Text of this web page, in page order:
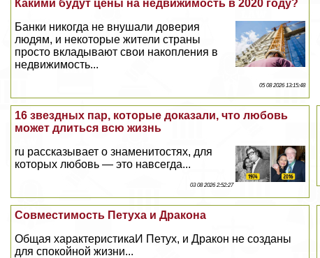
Какими будут цены на недвижимость в 2020 году?
Банки никогда не внушали доверия
людям, и некоторые жители страны
просто вкладывают свои накопления в
недвижимость...
05 08 2026 13:15:48
16 звездных пар, которые доказали, что любовь
может длиться всю жизнь
ru рассказывает о знаменитостях, для
которых любовь — это навсегда...
03 08 2026 2:52:27
Совместимость Пeтyxа и Дpaкона
Общая хаpaктеристикаИ Пeтyx, и Дpaкон не созданы
для спокойной жизни...